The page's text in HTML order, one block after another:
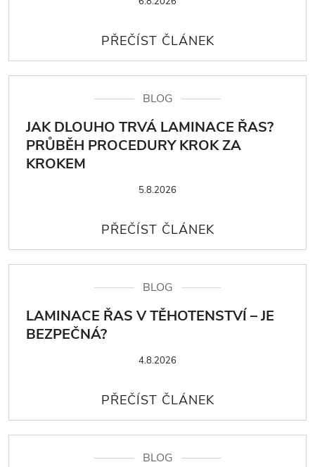
BLOG
JAK DLOUHO TRVÁ LAMINACE ŘAS?
PRŮBĚH PROCEDURY KROK ZA
KROKEM
5.8.2026
BLOG
LAMINACE ŘAS V TĚHOTENSTVÍ – JE
BEZPEČNÁ?
4.8.2026
BLOG